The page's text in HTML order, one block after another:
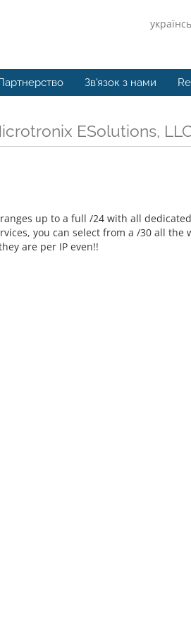
Зв'язок з нами
ESolutions,
up to a full /24 with all
you can select from a /30 all
are per IP even!!